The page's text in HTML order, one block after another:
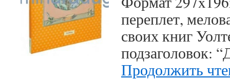
переплет,
своих книг
подзаголовок:
Продолжить